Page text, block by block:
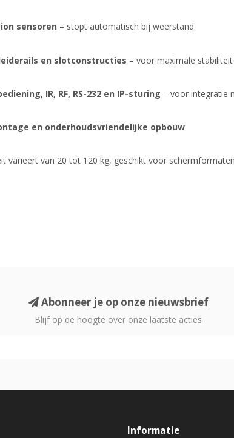
sensoren – stopt automatisch bij weerstand
en slotconstructies – voor maximale stabiliteit
IR, RF, RS-232 en IP-sturing – voor integratie
en onderhoudsvriendelijke opbouw
varieert van 20 tot 120 kg, geschikt voor
Abonneer je op onze nieuwsbrief
Blijf op de hoogte over onze laatste acties
Informatie